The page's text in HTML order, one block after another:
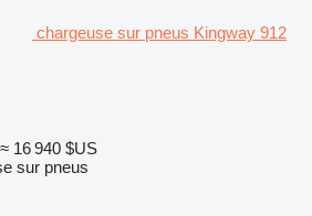
chargeuse sur pneus Kingway 912
≈ 16 940 $US
sur pneus